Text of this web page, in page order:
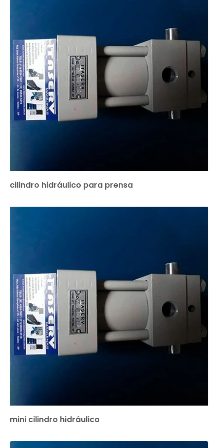
cilindro hidráulico para prensa
mini cilindro hidráulico